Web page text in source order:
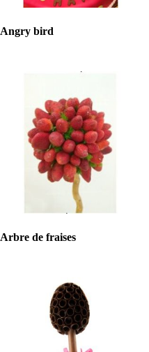
Angry bird
Arbre de fraises